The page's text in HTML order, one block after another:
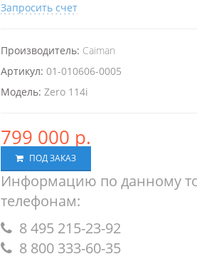
Запросить счет
Производитель: Caiman
Артикул: 01-010606-0005
Модель: Zero 114i
799 000 р.
ПОД ЗАКАЗ
Информацию по данному
телефонам:
8 495 215-23-92
8 800 333-60-35